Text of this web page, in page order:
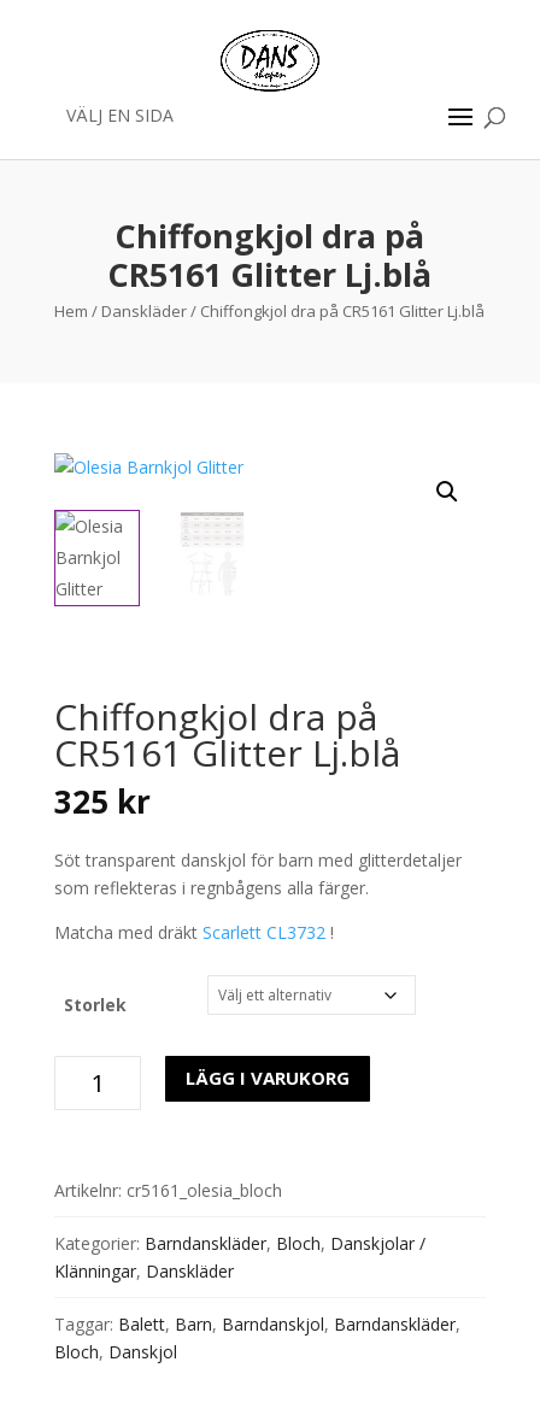
VÄLJ EN SIDA
Chiffongkjol dra på
CR5161 Glitter Lj.blå
Hem / Danskläder/ Chiffongkjol dra på CR5161 Glitter Lj.blå
Chiffongkjol dra på
CR5161 Glitter Lj.blå
325 kr
Söt transparent danskjol för barn med glitterdetaljer
som reflekteras i regnbågens alla färger.
Matcha med dräkt Scarlett CL3732 !
Storlek
Glitter
mängd
LÄGG I VARUKORG
Artikelnr: cr5161_olesia_bloch
Kategorier: Barndanskläder, Bloch, Danskjolar /
Klänningar, Danskläder
Taggar: Balett, Barn, Barndanskjol, Barndanskläder,
Bloch, Danskjol